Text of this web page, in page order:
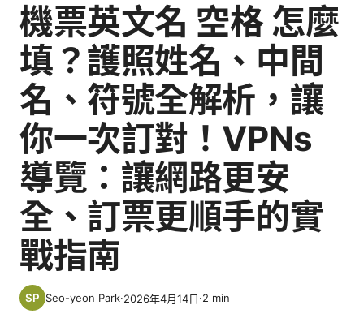
機票英文名 空格 怎麼
填？護照姓名、中間
名、符號全解析，讓
你一次訂對！VPNs
導覽：讓網路更安
全、訂票更順手的實
戰指南
Seo-yeon Park·2026年4月14日·2 min